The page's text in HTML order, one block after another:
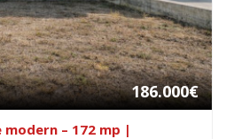
186.000€
– 172 mp |